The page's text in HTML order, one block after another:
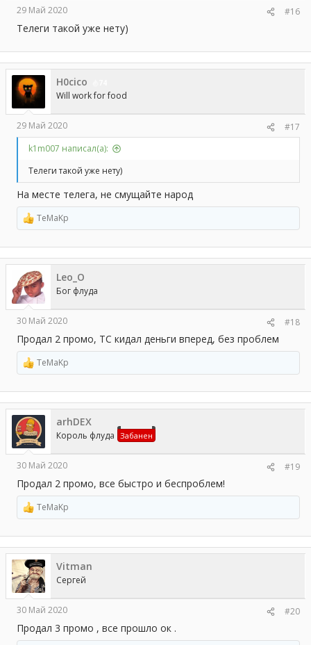
29 Май 2020 #16
Телеги такой уже нету)
H0cico
Will work for food
29 Май 2020
#17
k1m007 написал(а):
Телеги такой уже нету)
На месте телега, не смущайте народ
Р
е
а
к
ц
и
и
:
TeMaKp
Leo_O
Бог флуда
30 Май 2020 #18
Продал 2 промо, ТС кидал деньги вперед, без проблем
Р
е
а
к
ц
и
и
:
TeMaKp
arhDEX
Король флуда Забанен
30 Май 2020 #19
Продал 2 промо, все быстро и беспроблем!
Р
е
а
к
ц
и
и
:
TeMaKp
Vitman
Сергей
30 Май 2020 #20
Продал 3 промо , все прошло ок .